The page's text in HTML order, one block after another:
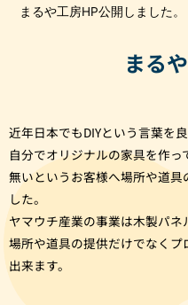
まるや工房HP公開しました。
まる
近年日本でもDIYという言葉を
自分でオリジナルの家具を作
無いというお客様へ場所や道
した。
ヤマウチ産業の事業は木製パネ
場所や道具の提供だけでなくプ
出来ます。